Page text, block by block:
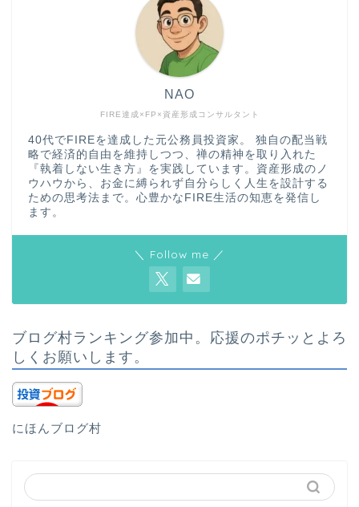
FIRE達成×FP×資産形成コンサルタント
NAO
40代でFIREを達成した元公務員投資家。 独自の配当戦
略で経済的自由を維持しつつ、禅の精神を取り入れた
『執着しない生き方』を実践しています。資産形成のノ
ウハウから、お金に縛られず自分らしく人生を設計する
ための思考法まで。心豊かなFIRE生活の知恵を発信し
ます。
＼ Follow me ／
ブログ村ランキング参加中。応援のポチッとよろ
しくお願いします。
にほんブログ村